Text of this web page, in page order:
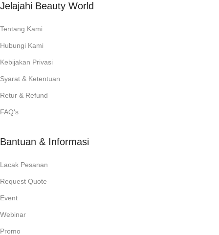
Jelajahi Beauty World
Tentang Kami
Hubungi Kami
Kebijakan Privasi
Syarat & Ketentuan
Retur & Refund
FAQ's
Bantuan & Informasi
Lacak Pesanan
Request Quote
Event
Webinar
Promo